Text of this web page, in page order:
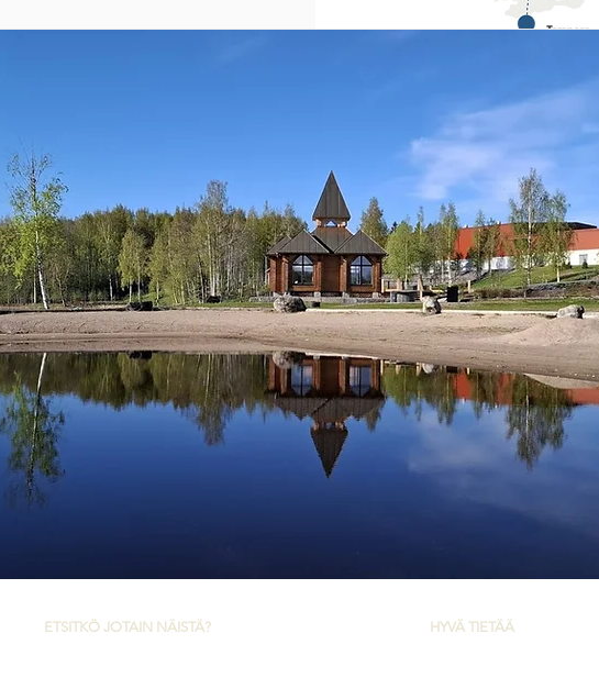
ETSITKÖ JOTAIN NÄISTÄ?
HYVÄ TIETÄÄ